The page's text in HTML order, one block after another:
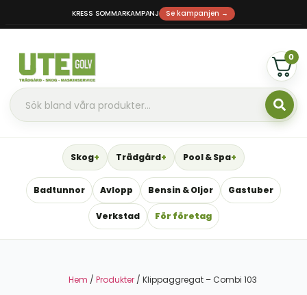
KRESS SOMMARKAMPANJ Se kampanjen →
0
Skog Trädgård Pool & Spa
Badtunnor Avlopp Bensin & Oljor Gastuber
Verkstad För företag
Hem / Produkter / Klippaggregat – Combi 103